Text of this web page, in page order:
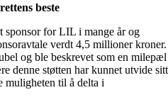
beste
sponsor for LIL i mange år og
verdt 4,5 millioner kroner.
og ble beskrevet som en milepæl
denne støtten har kunnet utvide sitt
muligheten til å delta i